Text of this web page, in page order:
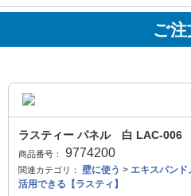
ご注
ラスティー パネル 白 LAC-006
商品番号： 9774200
関連カテゴリ： 壁に使う > エキスパン
活用できる【ラスティ】